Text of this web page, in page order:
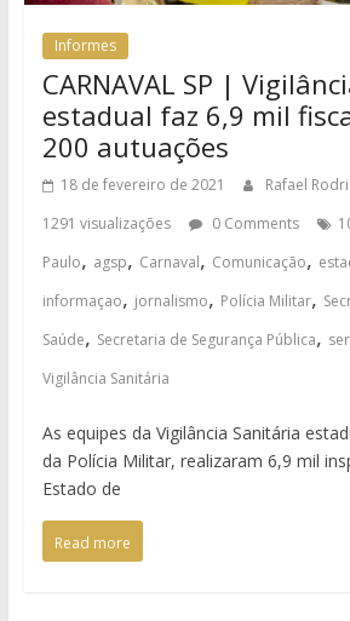
Informes
CARNAVAL SP |
estadual faz 6,9 mil
200 autuações
18 de fevereiro de 2021
Rafael
1291 visualizações
0 Comments
Paulo, agsp, Carnaval, Comunicação,
informaçao, jornalismo, Polícia Militar,
Saúde, Secretaria de Segurança Pública,
Vigilância Sanitária
As equipes da Vigilância Sanitária
da Polícia Militar, realizaram 6,9 mil
Estado de
Read more